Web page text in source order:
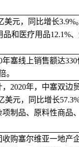
元， 同比增长3.9%
品和医疗用品12.1%
年塞线上销售额达
。
2020年，中塞双边
元，同比增长57.3%
制品、原料性商品
购塞尔维亚一地产